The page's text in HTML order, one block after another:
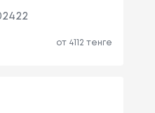
от 4112 тенге